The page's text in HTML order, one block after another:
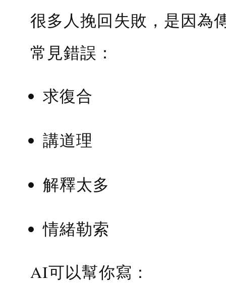
很多人挽回失敗，是因為
常見錯誤：
求復合
講道理
解釋太多
情緒勒索
AI可以幫你寫：